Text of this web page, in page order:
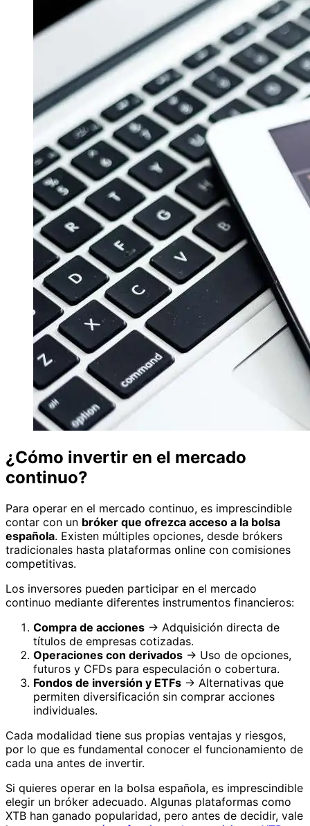
¿Cómo invertir en el mercado
continuo?
Para operar en el mercado continuo, es imprescindible
contar con un bróker que ofrezca acceso a la bolsa
española. Existen múltiples opciones, desde brókers
tradicionales hasta plataformas online con comisiones
competitivas.
Los inversores pueden participar en el mercado
continuo mediante diferentes instrumentos financieros:
Compra de acciones → Adquisición directa de
títulos de empresas cotizadas.
Operaciones con derivados → Uso de opciones,
futuros y CFDs para especulación o cobertura.
Fondos de inversión y ETFs → Alternativas que
permiten diversificación sin comprar acciones
individuales.
Cada modalidad tiene sus propias ventajas y riesgos,
por lo que es fundamental conocer el funcionamiento de
cada una antes de invertir.
Si quieres operar en la bolsa española, es imprescindible
elegir un bróker adecuado. Algunas plataformas como
XTB han ganado popularidad, pero antes de decidir, vale